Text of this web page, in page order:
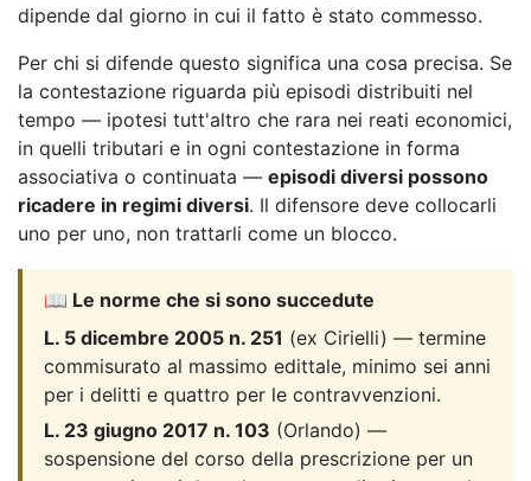
dipende dal giorno in cui il fatto è stato commesso.
Per chi si difende questo significa una cosa precisa. Se
la contestazione riguarda più episodi distribuiti nel
tempo — ipotesi tutt'altro che rara nei reati economici,
in quelli tributari e in ogni contestazione in forma
associativa o continuata — episodi diversi possono
ricadere in regimi diversi. Il difensore deve collocarli
uno per uno, non trattarli come un blocco.
📖 Le norme che si sono succedute
L. 5 dicembre 2005 n. 251 (ex Cirielli) — termine
commisurato al massimo edittale, minimo sei anni
per i delitti e quattro per le contravvenzioni.
L. 23 giugno 2017 n. 103 (Orlando) —
sospensione del corso della prescrizione per un